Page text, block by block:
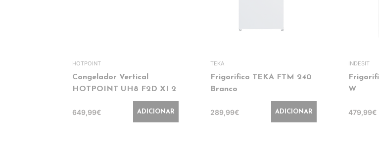
HOTPOINT
Congelador Vertical
HOTPOINT UH8 F2D XI 2
649,99€ ADICIONAR
TEKA
Frigorifico TEKA FTM 240
Branco
289,99€ ADICIONAR
INDESIT
W
479,99€